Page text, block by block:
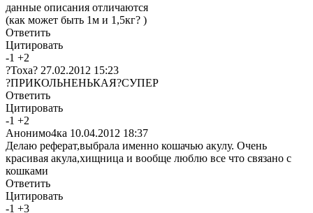
данные описания отличаются
(как может быть 1м и 1,5кг? )
Ответить
Цитировать
-1 +2
?Тоха? 27.02.2012 15:23
?ПРИКОЛЬНЕНЬКАЯ?СУПЕР
Ответить
Цитировать
-1 +2
Анонимо4ка 10.04.2012 18:37
Делаю реферат,выбрала именно кошачью акулу. Очень
красивая акула,хищница и вообще люблю все что связано с
кошками
Ответить
Цитировать
-1 +3